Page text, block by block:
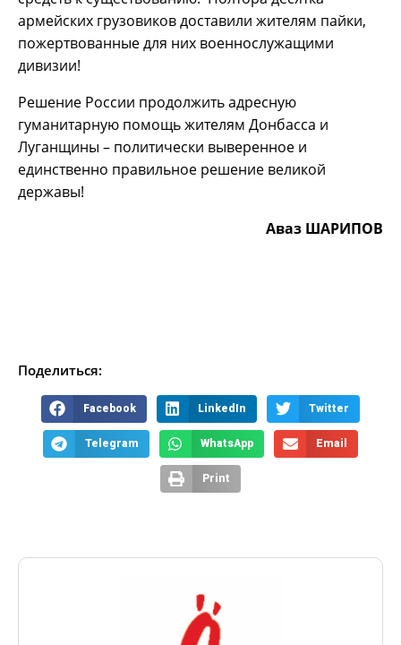
армейских грузовиков доставили жителям пайки,
пожертвованные для них военнослужащими
дивизии!
Решение России продолжить адресную
гуманитарную помощь жителям Донбасса и
Луганщины – политически выверенное и
единственно правильное решение великой
державы!
Аваз ШАРИПОВ
Поделиться:
Facebook LinkedIn Twitter
Telegram WhatsApp Email
Print